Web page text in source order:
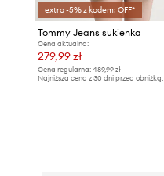
extra -5% z kodem: OFF*
Tommy Jeans sukienka
Cena aktualna:
279,99 zł
Cena regularna: 489,99 zł
Najniższa cena z 30 dni przed obniżką: